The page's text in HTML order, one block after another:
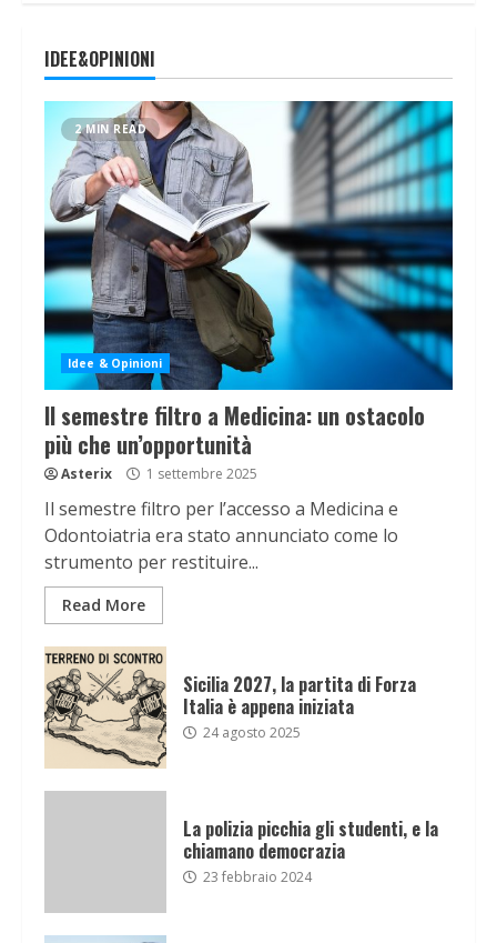
IDEE&OPINIONI
2 MIN READ
Idee & Opinioni
Il semestre filtro a Medicina: un ostacolo
più che un’opportunità
Asterix 1 settembre 2025
Il semestre filtro per l’accesso a Medicina e
Odontoiatria era stato annunciato come lo
strumento per restituire...
Read More
Sicilia 2027, la partita di Forza
Italia è appena iniziata
24 agosto 2025
La polizia picchia gli studenti, e la
chiamano democrazia
23 febbraio 2024